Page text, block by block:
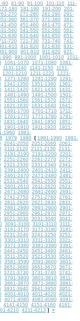
80 81-90 91-100 101-110
111-
180 181-190 191-200
201-
270 271-280 281-290
291-
360 361-370 371-380
381-
450 451-460 461-470
471-
540 541-550 551-560
561-
630 631-640 641-650
651-
720 721-730 731-740
741-
810 811-820 821-830
831-
900 901-910 911-920
921-
990 991-1000 1001-1010
1011-
1061-1070 1071-1080
1081-
1131-1140 1141-1150
1151-
1201-1210 1211-1220
1221-
1271-1280 1281-1290
1291-
1341-1350 1351-1360
1361-
1411-1420 1421-1430
1431-
1481-1490 1491-1500
1501-
1551-1560 1561-1570
1571-
1621-1630 1631-1640
1641-
1691-1700 1701-1710
1711-
1761-1770 1771-1780
1781-
1831-1840 1841-1850
1851-
1901-1910 1911-1920
1921-
1960
1961-
1979 1980 [ 1981-1990
1991-
2041-2050 2051-2060
2061-
2111-2120 2121-2130
2131-
2181-2190 2191-2200
2201-
2251-2260 2261-2270
2271-
2321-2330 2331-2340
2341-
2391-2400 2401-2410
2411-
2461-2470 2471-2480
2481-
2531-2540 2541-2550
2551-
2601-2610 2611-2620
2621-
2671-2680 2681-2690
2691-
2741-2750 2751-2760
2761-
2811-2820 2821-2830
2831-
2881-2890 2891-2900
2901-
2951-2960 2961-2970
2971-
3021-3030 3031-3040
3041-
3091-3100 3101-3110
3111-
3161-3170 3171-3180
3181-
3231-3240 3241-3250
3251-
3301-3310 3311-3320
3321-
3371-3380 3381-3390
3391-
3441-3450 3451-3460
3461-
3511-3520 3521-3530
3531-
3581-3590 3591-3600
3601-
3651-3660 3661-3670
3671-
3721-3730 3731-3740
3741-
3791-3800 3801-3810
3811-
3861-3870 3871-3880
3881-
3931-3940 3941-3950
3951-
4001-4010 4011-4020
4021-
4071-4080 4081-4090
4091-
4141-4150 4151-4160
4161-
4210 4211-4213 ] >